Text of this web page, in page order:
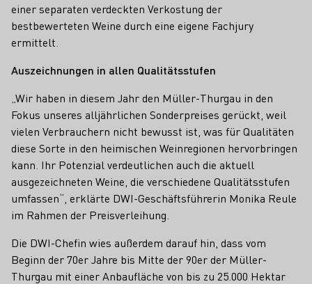
einer separaten verdeckten Verkostung der
bestbewerteten Weine durch eine eigene Fachjury
ermittelt.
Auszeichnungen in allen Qualitätsstufen
„Wir haben in diesem Jahr den Müller-Thurgau in den
Fokus unseres alljährlichen Sonderpreises gerückt, weil
vielen Verbrauchern nicht bewusst ist, was für Qualitäten
diese Sorte in den heimischen Weinregionen hervorbringen
kann. Ihr Potenzial verdeutlichen auch die aktuell
ausgezeichneten Weine, die verschiedene Qualitätsstufen
umfassen“, erklärte DWI-Geschäftsführerin Monika Reule
im Rahmen der Preisverleihung.
Die DWI-Chefin wies außerdem darauf hin, dass vom
Beginn der 70er Jahre bis Mitte der 90er der Müller-
Thurgau mit einer Anbaufläche von bis zu 25.000 Hektar